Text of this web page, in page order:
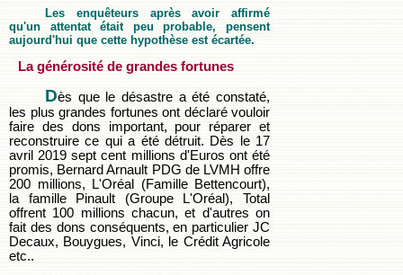
Les enquêteurs après avoir affirmé
qu'un attentat était peu probable, pensent
aujourd'hui que cette hypothèse est écartée.
La générosité de grandes fortunes
Dès que le désastre a été constaté,
les plus grandes fortunes ont déclaré vouloir
faire des dons important, pour réparer et
reconstruire ce qui a été détruit. Dès le 17
avril 2019 sept cent millions d'Euros ont été
promis, Bernard Arnault PDG de LVMH offre
200 millions, L'Oréal (Famille Bettencourt),
la famille Pinault (Groupe L'Oréal), Total
offrent 100 millions chacun, et d'autres on
fait des dons conséquents, en particulier JC
Decaux, Bouygues, Vinci, le Crédit Agricole
etc..